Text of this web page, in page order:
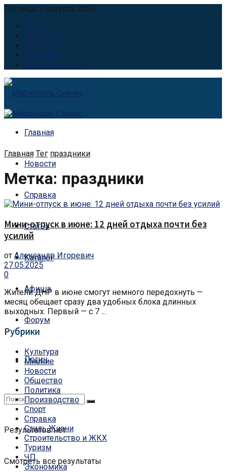
Пятница, 7 августа, 2026
О нас
Контакты
Вакансии
Реклама
Наши партнёры
Главная
Новости
Справка
Статьи
Каталог
Афиша
Форум
Логин
Результатов нет
Смотреть все результаты
Главная Тег праздники
Метка: праздники
Мини-отпуск в июне: 12 дней отдыха почти без
усилий
от Александр Игоревич
27.05.2025
0
Жители ДНР в июне смогут немного передохнуть —
месяц обещает сразу два удобных блока длинных
выходных. Первый — с 7 ...
Рубрики
Культура
Мнение
Новости
Общество
Политика
Производство
Спорт
Справка
Стиль Жизни
Строительство и ЖКХ
Туризм
ЧП
Экономика